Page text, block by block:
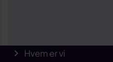
Hvem er vi